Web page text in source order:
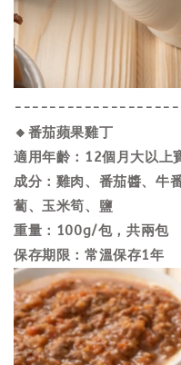
🔸番茄蘋果雞丁
適用年齡：12個月大以上
成分：雞肉、番茄醬、牛
蔔、玉米筍、鹽
重量：100g/包，共兩包
保存期限：常溫保存1年